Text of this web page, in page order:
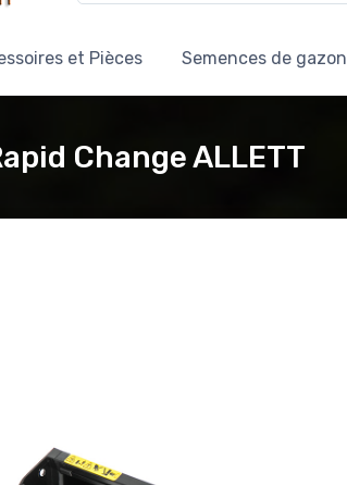
et Pièces Semences de gazon
Change ALLETT